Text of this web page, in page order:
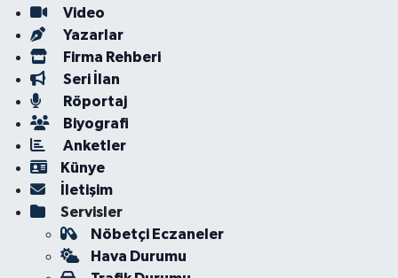
Video
Yazarlar
Firma Rehberi
Seri İlan
Röportaj
Biyografi
Anketler
Künye
İletişim
Servisler
Nöbetçi Eczaneler
Hava Durumu